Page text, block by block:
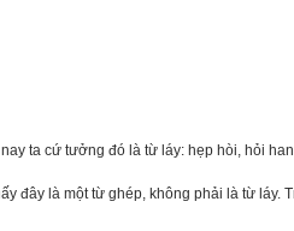
ta cứ tưởng đó là từ láy: hẹp hòi, hỏi
đây là một từ ghép, không phải là từ láy.